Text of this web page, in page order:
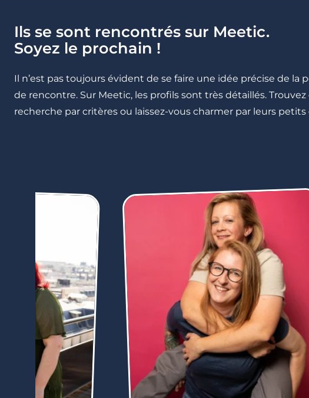
Ils se sont rencontrés sur Meetic.
Soyez le prochain !
Il n’est pas toujours évident de se faire une idée précise de la
de rencontre. Sur Meetic, les profils sont très détaillés.
recherche par critères ou laissez-vous charmer par leurs petits